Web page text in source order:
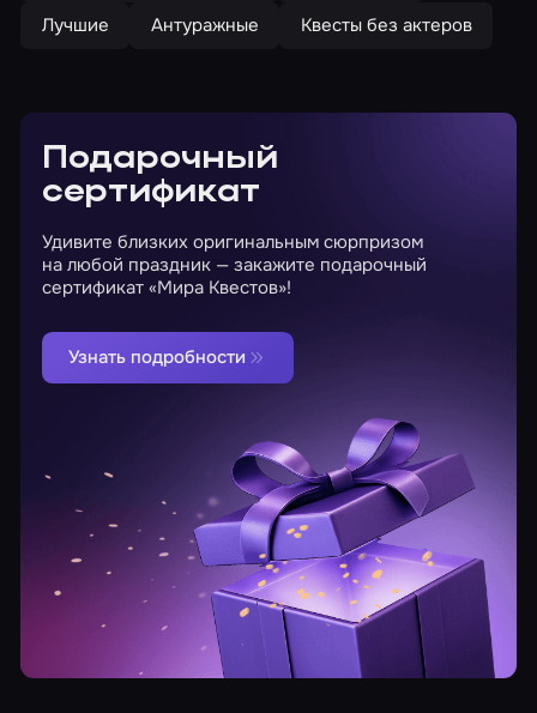
Лучшие
Антуражные Квесты без актеров
Подарочный
сертификат
Удивите близких оригинальным сюрпризом
на любой праздник — закажите подарочный
сертификат «Мира Квестов»!
Узнать подробности